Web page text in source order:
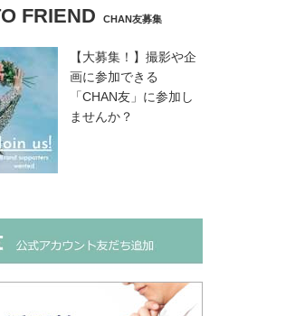
FRIEND CHAN友募集
【大募集！】撮影や企
画に参加できる
「CHAN友」に参加し
ませんか？